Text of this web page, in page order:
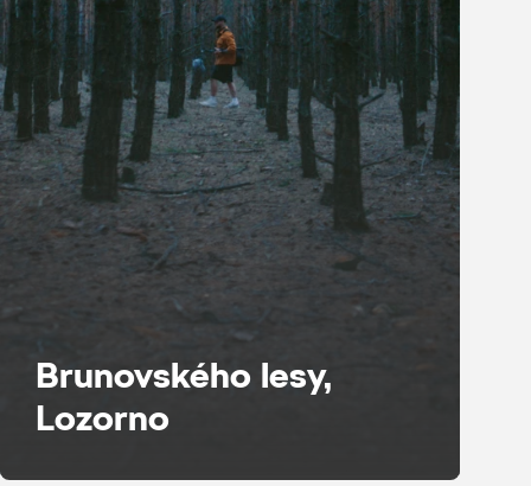
Brunovského lesy,
Lozorno